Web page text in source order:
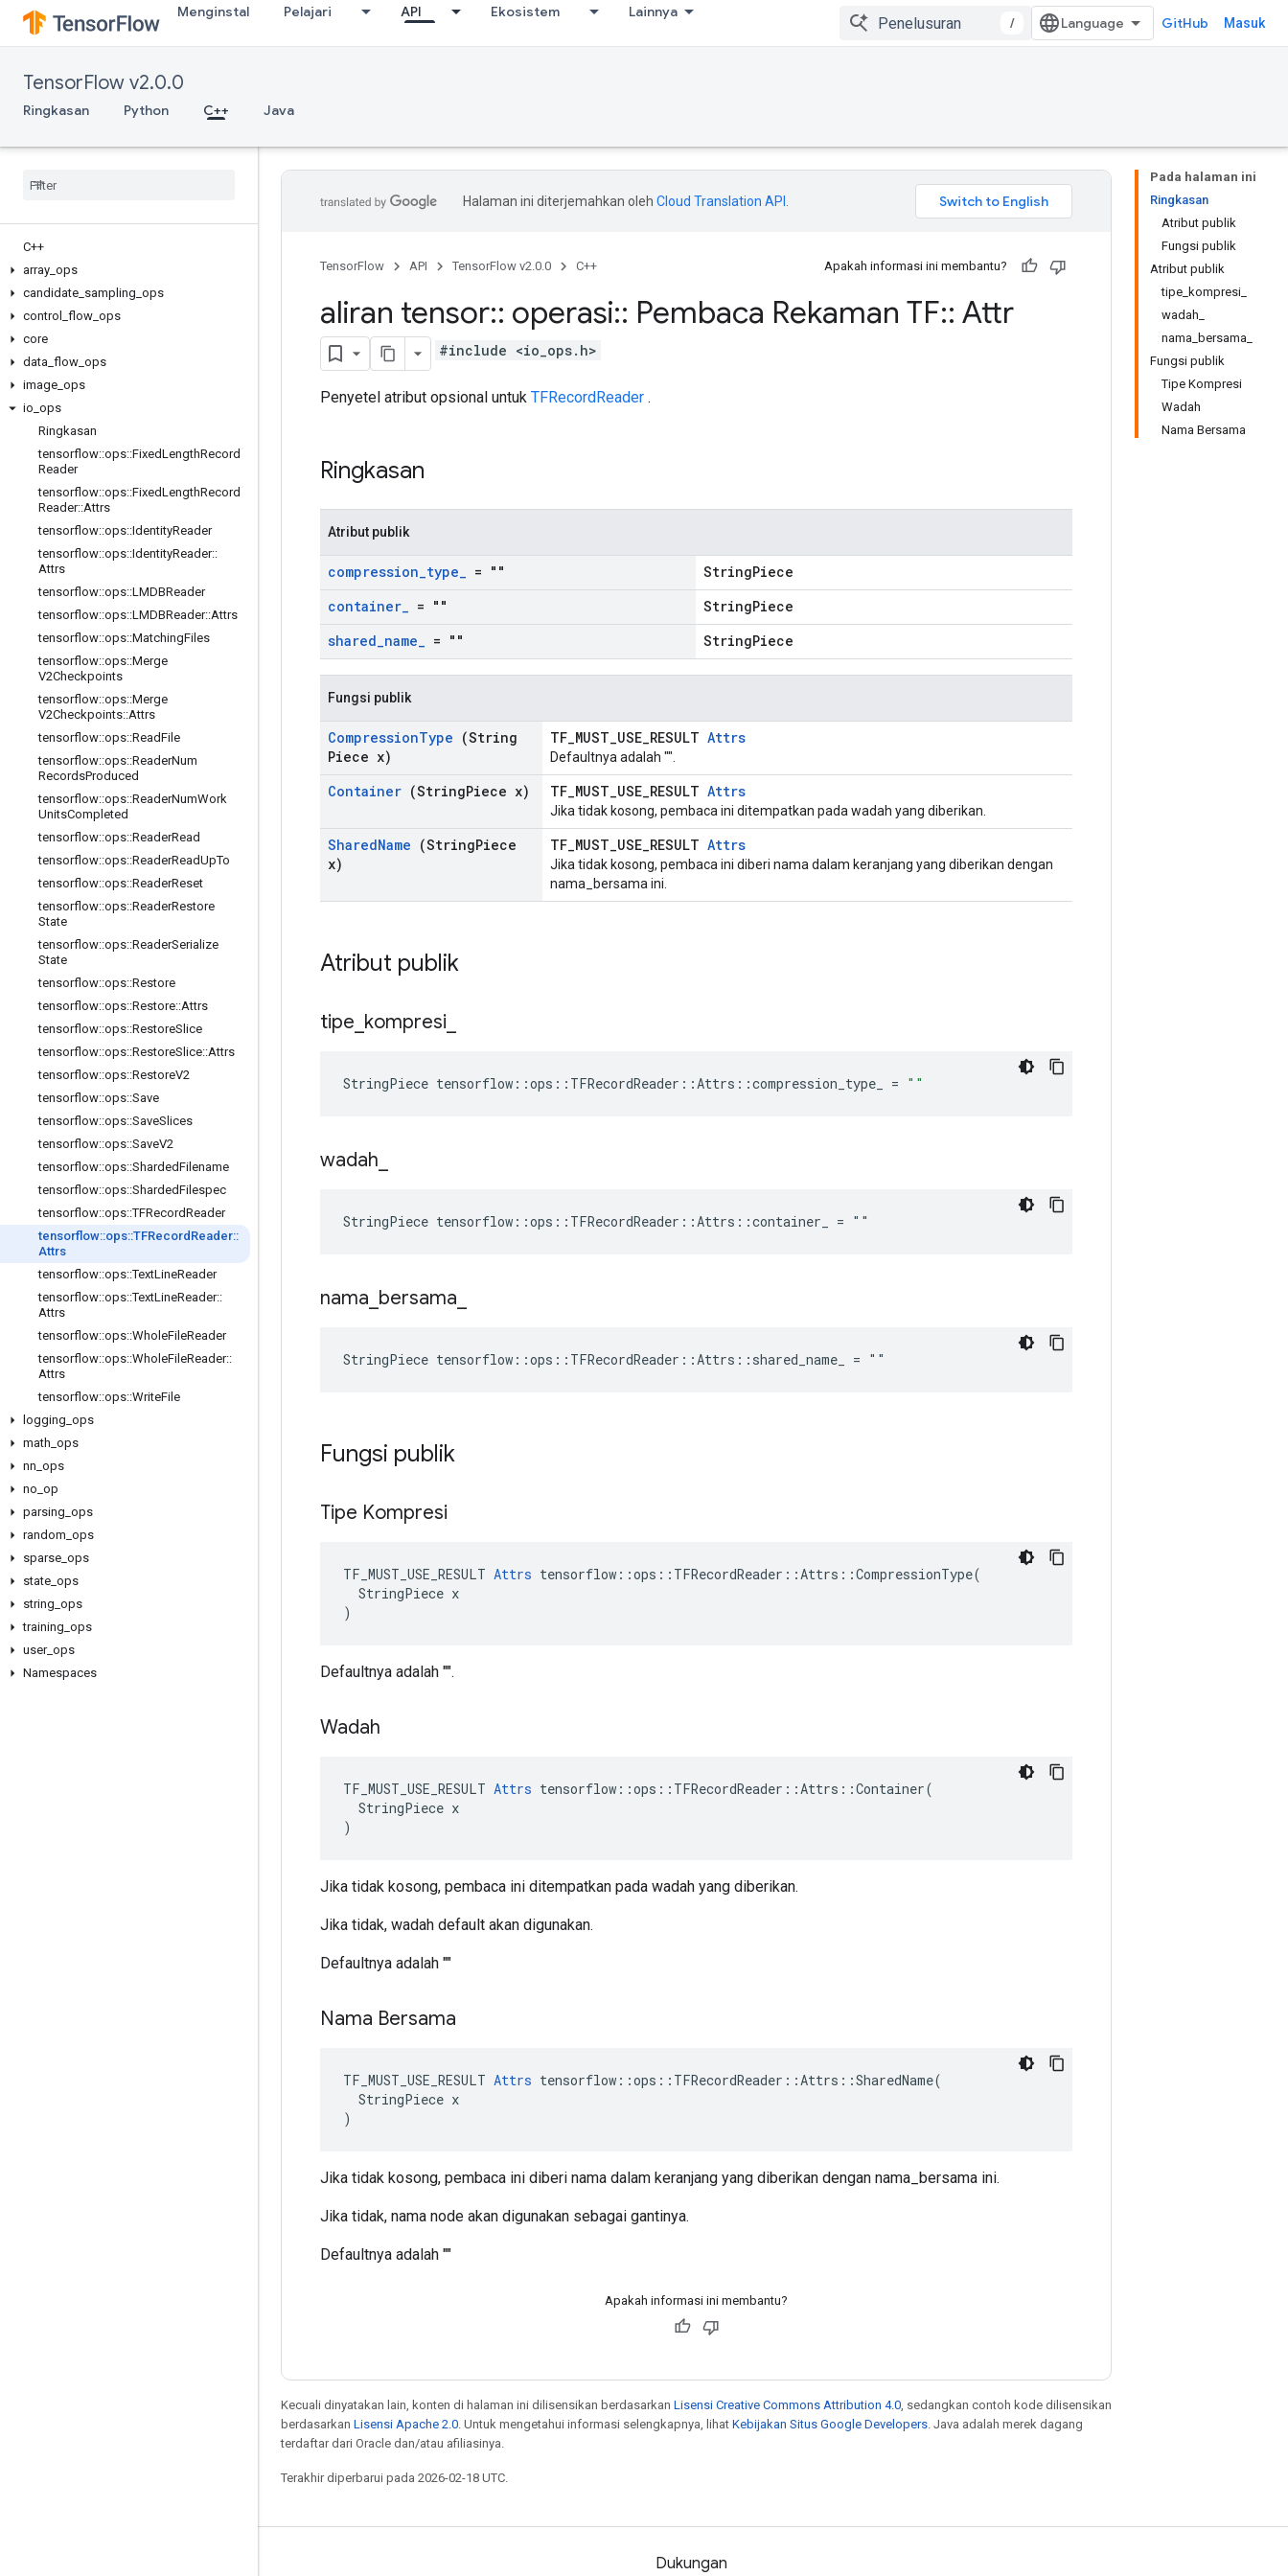
Menginstal Pelajari API Ekosistem Lainnya
/ GitHub Masuk
TensorFlow v2.0.0
Ringkasan Python C++ Java
C++
array ops
candidate sampling ops
control
flow ops
core
data flow ops
image ops
io ops
Ringkasan
tensorflow::ops::FixedLengthRecord
Reader
tensorflow::ops::FixedLengthRecord
Reader::Attrs
tensorflow::ops::IdentityReader
tensorflow::ops::IdentityReader::
Attrs
tensorflow::ops::LMDBReader
tensorflow::ops::LMDBReader::Attrs
tensorflow::ops::MatchingFiles
tensorflow::ops::Merge
V2Checkpoints
tensorflow::ops::Merge
V2Checkpoints::Attrs
tensorflow::ops::ReadFile
tensorflow::ops::ReaderNum
RecordsProduced
tensorflow::ops::ReaderNumWork
UnitsCompleted
tensorflow::ops::ReaderRead
tensorflow::ops::ReaderReadUpTo
tensorflow::ops::ReaderReset
tensorflow::ops::ReaderRestore
State
tensorflow::ops::ReaderSerialize
State
tensorflow::ops::Restore
tensorflow::ops::Restore::Attrs
tensorflow::ops::RestoreSlice
tensorflow::ops::RestoreSlice::Attrs
tensorflow::ops::RestoreV2
tensorflow::ops::Save
tensorflow::ops::SaveSlices
tensorflow::ops::SaveV2
tensorflow::ops::ShardedFilename
tensorflow::ops::ShardedFilespec
tensorflow::ops::TFRecordReader
tensorflow::ops::TFRecord Reader::
Attrs
tensorflow::ops::TextLineReader
tensorflow::ops::TextLineReader::
Attrs
tensorflow::ops::WholeFileReader
tensorflow::ops::WholeFileReader::
Attrs
tensorflow::ops::WriteFile
logging ops
math ops
nn ops
no op
parsing ops
random ops
sparse ops
state ops
string ops
training ops
user_ ops
Namespaces
Pada halaman ini
Ringkasan
Atribut publik
Fungsi publik
Atribut publik
tipe_kompresi_
wadah_
nama_bersama_
Fungsi publik
Tipe Kompresi
Wadah
Nama Bersama
Halaman ini diterjemahkan oleh Cloud Translation API
TensorFlow API TensorFlow v2.0.0 C++ Apakah informasi ini membantu?
aliran tensor:: operasi:: Pembaca Rekaman TF:: Attr
#include <io_ops.h>
Penyetel atribut opsional untuk TFRecordReader .
Ringkasan
Atribut publik
compression_type_ = ""
StringPiece
container_ = ""
StringPiece
shared_name_ = "" StringPiece
Fungsi publik
CompressionType (String
Piece x)
TF_MUST_USE_RESULT Attrs
Defaultnya adalah "".
Container (StringPiece x) TF_MUST_USE_RESULT Attrs
Jika tidak kosong, pembaca ini ditempatkan pada wadah yang diberikan.
SharedName (StringPiece
x)
TF_MUST_USE_RESULT Attrs
Jika tidak kosong, pembaca ini diberi nama dalam keranjang yang diberikan dengan
nama_bersama ini.
Atribut publik
tipe kompresi
StringPiece tensorflow ::ops :: TFRecordReader ::Attrs ::compression_type_ = ""
wadah
StringPiece tensorflow::ops::TFRecordReader::Attrs::container_ = ""
nama bersama
StringPiece tensorflow::ops::TFRecordReader::Attrs::shared_name_ = ""
Fungsi publik
Tipe Kompresi
TF_MUST_USE_RESULT Attrs tensorflow::ops::TFRecordReader::Attrs::CompressionType(
  StringPiece x
)
Defaultnya adalah "".
Wadah
TF_MUST_USE_RESULT Attrs tensorflow::ops::TFRecordReader::Attrs::Container(
  StringPiece x
)
Jika tidak kosong, pembaca ini ditempatkan pada wadah yang diberikan.
Jika tidak, wadah default akan digunakan.
Defaultnya adalah ""
Nama Bersama
TF_MUST_USE_RESULT Attrs tensorflow::ops::TFRecordReader::Attrs::SharedName(
  StringPiece x
)
Jika tidak kosong, pembaca ini diberi nama dalam keranjang yang diberikan dengan nama_bersama ini.
Jika tidak, nama node akan digunakan sebagai gantinya.
Defaultnya adalah ""
Apakah informasi ini membantu?
Kecuali dinyatakan lain, konten di halaman ini dilisensikan berdasarkan Lisensi Creative Commons Attribution 4.0 , sedangkan contoh kode dilisensikan
berdasarkan Lisensi Apache 2.0 . Untuk mengetahui informasi selengkapnya, lihat Kebijakan Situs Google Developers . Java adalah merek dagang
terdaftar dari Oracle dan/atau afiliasinya.
Terakhir diperbarui pada 2026-02-18 UTC.
Dukungan